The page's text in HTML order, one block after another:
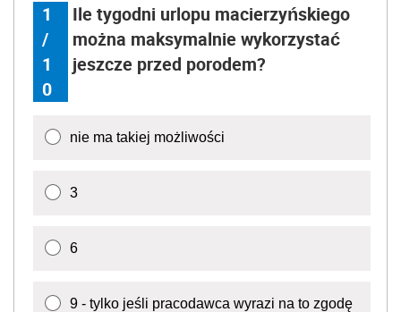
1
/
1
0
Ile tygodni urlopu macierzyńskiego
można maksymalnie wykorzystać
jeszcze przed porodem?
nie ma takiej możliwości
3
6
9 - tylko jeśli pracodawca wyrazi na to zgodę